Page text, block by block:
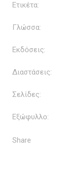
Ετικέτα:
Γλώσσα:
Εκδόσεις:
Διαστάσεις:
Σελίδες:
Εξώφυλλο:
Share